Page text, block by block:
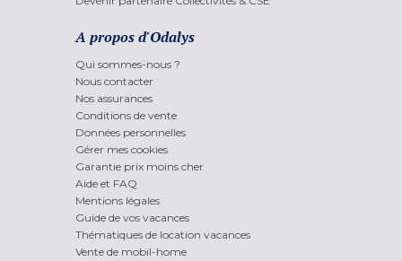
A propos d'Odalys
Qui sommes-nous ?
Nous contacter
Nos assurances
Conditions de vente
Données personnelles
Gérer mes cookies
Garantie prix moins cher
Aide et FAQ
Mentions légales
Guide de vos vacances
Thématiques de location vacances
Vente de mobil-home